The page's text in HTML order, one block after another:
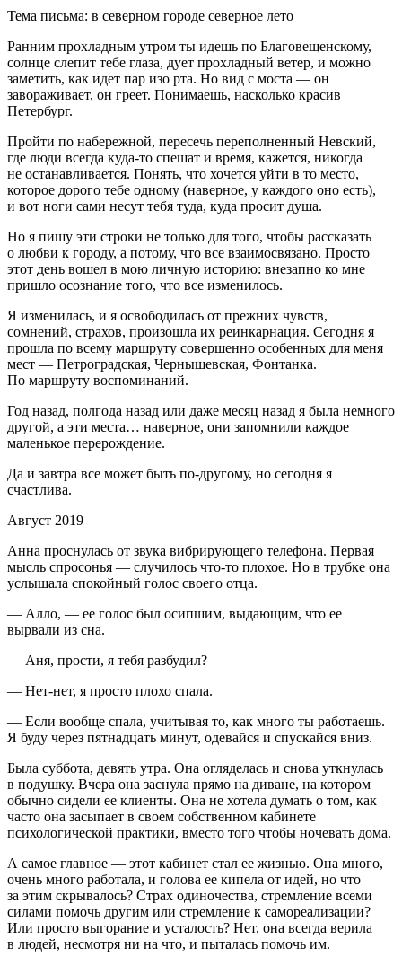
Тема письма: в северном городе северное лето
Ранним прохладным утром ты идешь по Благовещенскому,
солнце слепит тебе глаза, дует прохладный ветер, и можно
заметить, как идет пар изо рта. Но вид с моста — он
завораживает, он греет. Понимаешь, насколько красив
Петербург.
Пройти по набережной, пересечь переполненный Невский,
где люди всегда куда-то спешат и время, кажется, никогда
не останавливается. Понять, что хочется уйти в то место,
которое дорого тебе одному (наверное, у каждого оно есть),
и вот ноги сами несут тебя туда, куда просит душа.
Но я пишу эти строки не только для того, чтобы рассказать
о любви к городу, а потому, что все взаимосвязано. Просто
этот день вошел в мою личную историю: внезапно ко мне
пришло осознание того, что все изменилось.
Я изменилась, и я освободилась от прежних чувств,
сомнений, страхов, произошла их реинкарнация. Сегодня я
прошла по всему маршруту совершенно особенных для меня
мест — Петроградская, Чернышевская, Фонтанка.
По маршруту воспоминаний.
Год назад, полгода назад или даже месяц назад я была немного
другой, а эти места… наверное, они запомнили каждое
маленькое перерождение.
Да и завтра все может быть по-другому, но сегодня я
счастлива.
Август 2019
Анна проснулась от звука вибрирующего телефона. Первая
мысль спросонья — случилось что-то плохое. Но в трубке она
услышала спокойный голос своего отца.
— Алло, — ее голос был осипшим, выдающим, что ее
вырвали из сна.
— Аня, прости, я тебя разбудил?
— Нет-нет, я просто плохо спала.
— Если вообще спала, учитывая то, как много ты работаешь.
Я буду через пятнадцать минут, одевайся и спускайся вниз.
Была суббота, девять утра. Она огляделась и снова уткнулась
в подушку. Вчера она заснула прямо на диване, на котором
обычно сидели ее клиенты. Она не хотела думать о том, как
часто она засыпает в своем собственном кабинете
психологической практики, вместо того чтобы ночевать дома.
А самое главное — этот кабинет стал ее жизнью. Она много,
очень много работала, и голова ее кипела от идей, но что
за этим скрывалось? Страх одиночества, стремление всеми
силами помочь другим или стремление к самореализации?
Или просто выгорание и усталость? Нет, она всегда верила
в людей, несмотря ни на что, и пыталась помочь им.